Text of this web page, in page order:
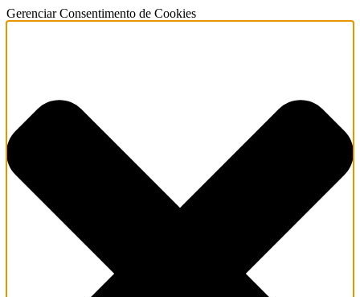
Gerenciar Consentimento de Cookies